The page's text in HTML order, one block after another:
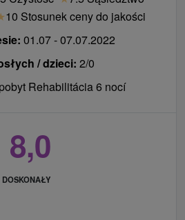
10 Stosunek ceny do jakości
01.07 - 07.07.2022
/ dzieci: 2/0
Rehabilitácia 6 nocí
8,0
DOSKONAŁY